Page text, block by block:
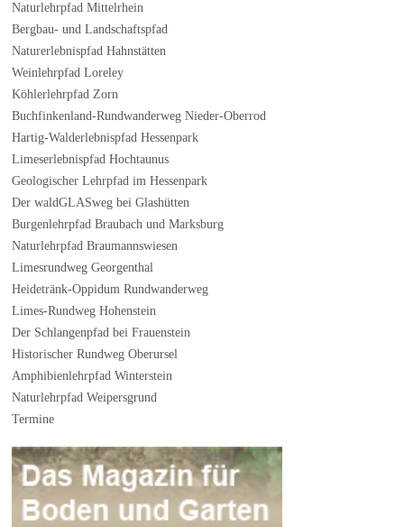
Naturlehrpfad Mittelrhein
Bergbau- und Landschaftspfad
Naturerlebnispfad Hahnstätten
Weinlehrpfad Loreley
Köhlerlehrpfad Zorn
Buchfinkenland-Rundwanderweg Nieder-Oberrod
Hartig-Walderlebnispfad Hessenpark
Limeserlebnispfad Hochtaunus
Geologischer Lehrpfad im Hessenpark
Der waldGLASweg bei Glashütten
Burgenlehrpfad Braubach und Marksburg
Naturlehrpfad Braumannswiesen
Limesrundweg Georgenthal
Heidetränk-Oppidum Rundwanderweg
Limes-Rundweg Hohenstein
Der Schlangenpfad bei Frauenstein
Historischer Rundweg Oberursel
Amphibienlehrpfad Winterstein
Naturlehrpfad Weipersgrund
Termine